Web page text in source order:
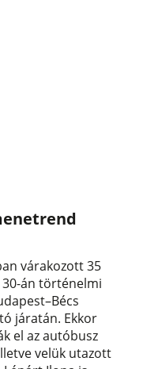
várakozott 35
30-án történelmi
járatán. Ekkor
el az autóbusz
velük utazott